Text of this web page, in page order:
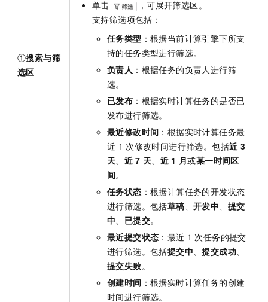
①搜索与筛
选区
单击
，可展开筛选区。
支持筛选项包括：
任务类型 ：根据当前计算引擎下所支
持的任务类型进行筛选。
负责人 ：根据任务的负责人进行筛
选。
已发布 ：根据实时计算任务的是否已
发布进行筛选。
最近修改时间 ：根据实时计算任务最
近 1 次修改时间进行筛选。包括近 3
天、 近 7 天、 近 1 月或某一时间区
间。
任务状态 ：根据计算任务的开发状态
进行筛选。包括草稿、开发中、 提交
中、 已提交。
最近提交状态 ：最近 1 次任务的提交
进行筛选。包括提交中、提交成功、
提交失败。
创建时间 ：根据实时计算任务的创建
时间进行筛选。